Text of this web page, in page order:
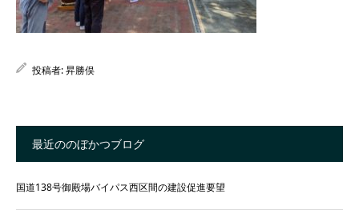
投稿者:昇勝俣
最近ののぼかつブログ
国道138号御殿場バイパス西区間の建設促進要望